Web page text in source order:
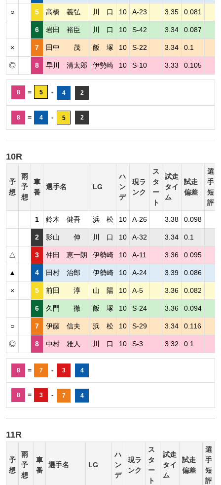
○ 5 高橋 義弘 川 口 10 A-23 3.35 0.081
6 岩田 裕臣 川 口 10 S-42 3.34 0.087
× 7 田中 茂 飯 塚 10 S-22 3.34 0.1
◎ 8 早川 清太郎 伊勢崎 10 S-10 3.33 0.105
8 = 5 - 4 2
8 = 4 - 5 2
10R
予
想
雨
予
想
車
番
選手名 LG
ハ
ン
デ
現ラ
ンク
ス
タ
ー
ト
試走
タイ
ム
試走
偏差
選
手
短
評
1 鈴木 健吾 浜 松 10 A-26 3.38 0.098
2 影山 伸 川 口 10 A-32 3.34 0.1
△ 3 仲田 恵一朗 伊勢崎 10 A-11 3.36 0.095
▲ 4 田村 治郎 伊勢崎 10 A-24 3.39 0.086
× 5 前田 淳 山 陽 10 A-5 3.36 0.082
6 久門 徹 飯 塚 10 S-24 3.36 0.094
○ 7 伊藤 信夫 浜 松 10 S-29 3.34 0.116
◎ 8 中村 雅人 川 口 10 S-3 3.32 0.1
8 = 7 - 3 4
8 = 3 - 7 4
11R
予
想
雨
予
想
車
番
選手名 LG
ハ
ン
デ
現ラ
ンク
ス
タ
ー
ト
試走
タイ
ム
試走
偏差
選
手
短
評